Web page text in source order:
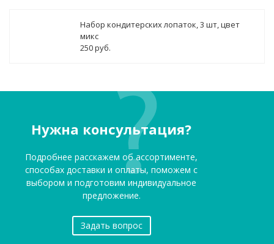
Набор кондитерских лопаток, 3 шт, цвет
микс
250 руб.
Нужна консультация?
Подробнее расскажем об ассортименте,
способах доставки и оплаты, поможем с
выбором и подготовим индивидуальное
предложение.
Задать вопрос